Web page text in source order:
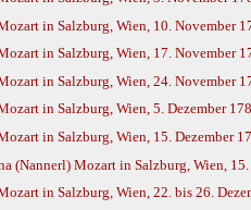
in Salzburg, Wien, 10. November
in Salzburg, Wien, 17. November
in Salzburg, Wien, 24. November
in Salzburg, Wien, 5. Dezember
in Salzburg, Wien, 15. Dezember
(Nannerl) Mozart in Salzburg, Wien,
in Salzburg, Wien, 22. bis 26.